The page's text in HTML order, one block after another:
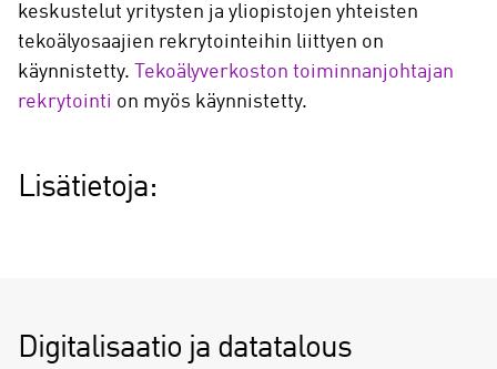
keskustelut yritysten ja yliopistojen yhteisten
tekoälyosaajien rekrytointeihin liittyen on
käynnistetty.
Tekoälyverkoston toiminnanjohtajan
rekrytointi on myös käynnistetty.
Lisätietoja:
Digitalisaatio ja datatalous